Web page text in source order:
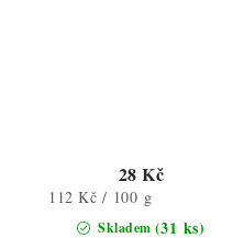
Skladem (31 ks)
28 Kč
Měrná
cena:
112 Kč / 100 g